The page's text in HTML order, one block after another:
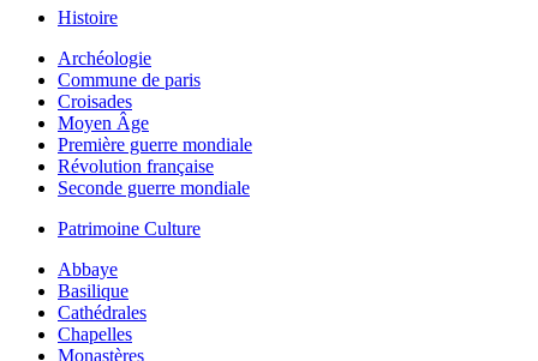
Histoire
Archéologie
Commune de paris
Croisades
Moyen Âge
Première guerre mondiale
Révolution française
Seconde guerre mondiale
Patrimoine Culture
Abbaye
Basilique
Cathédrales
Chapelles
Monastères